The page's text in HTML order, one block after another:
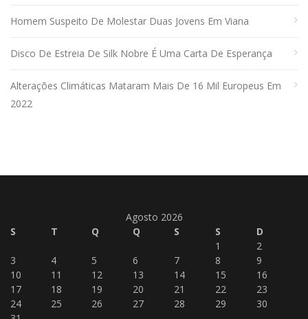
Homem Suspeito De Molestar Duas Jovens Em Viana
Disco De Estreia De Silk Nobre É Uma Carta De Esperança
Alterações Climáticas Mataram Mais De 16 Mil Europeus Em
2022
Agosto 2026
S
T Q Q S S D
1
2
3
4 5 6 7 8
9
10
11 12 13 14 15
16
17
18 19 20 21 22
23
24
25 26 27 28 29
30